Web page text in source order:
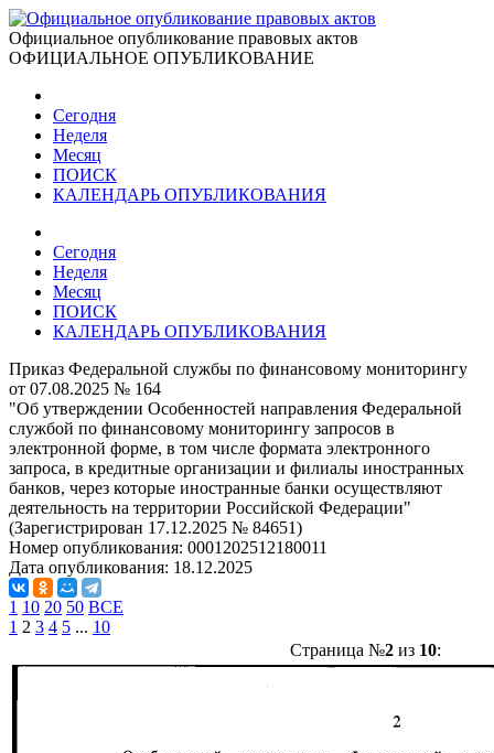
Официальное опубликование правовых актов
ОФИЦИАЛЬНОЕ ОПУБЛИКОВАНИЕ
Сегодня
Неделя
Месяц
ПОИСК
КАЛЕНДАРЬ ОПУБЛИКОВАНИЯ
Сегодня
Неделя
Месяц
ПОИСК
КАЛЕНДАРЬ ОПУБЛИКОВАНИЯ
Приказ Федеральной службы по финансовому мониторингу
от 07.08.2025 № 164
"Об утверждении Особенностей направления Федеральной
службой по финансовому мониторингу запросов в
электронной форме, в том числе формата электронного
запроса, в кредитные организации и филиалы иностранных
банков, через которые иностранные банки осуществляют
деятельность на территории Российской Федерации"
(Зарегистрирован 17.12.2025 № 84651)
Номер опубликования: 0001202512180011
Дата опубликования: 18.12.2025
1 10 20 50 ВСЕ
1 2 3 4 5 ... 10
Страница №2из 10: